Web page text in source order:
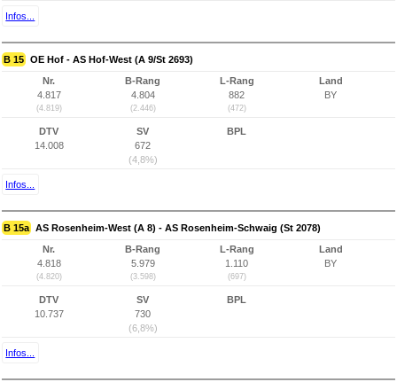
Infos...
B 15 OE Hof - AS Hof-West (A 9/St 2693)
Nr.
4.817
(4.819)
B-Rang
4.804
(2.446)
L-Rang
882
(472)
Land
BY
DTV
14.008
SV
672
(4,8%)
BPL
Infos...
B 15a AS Rosenheim-West (A 8) - AS Rosenheim-Schwaig (St 2078)
Nr.
4.818
(4.820)
B-Rang
5.979
(3.598)
L-Rang
1.110
(697)
Land
BY
DTV
10.737
SV
730
(6,8%)
BPL
Infos...